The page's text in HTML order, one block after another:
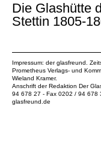
Die Glashütte
Stettin 1805-
Impressum: der glasfreund.
Prometheus Verlags- und
Wieland Kramer.
Anschrift der Redaktion Der
94 678 27 - Fax 0202 / 94 678
glasfreund.de